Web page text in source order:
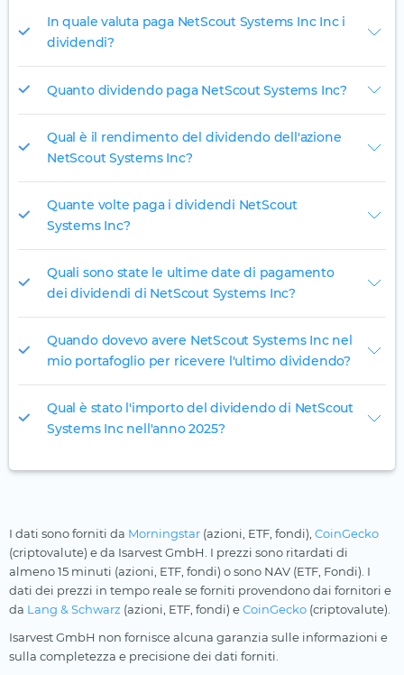
In quale valuta paga NetScout Systems Inc Inc i
dividendi?
Quanto dividendo paga NetScout Systems Inc?
Qual è il rendimento del dividendo dell'azione
NetScout Systems Inc?
Quante volte paga i dividendi NetScout
Systems Inc?
Quali sono state le ultime date di pagamento
dei dividendi di NetScout Systems Inc?
Quando dovevo avere NetScout Systems Inc nel
mio portafoglio per ricevere l'ultimo dividendo?
Qual è stato l'importo del dividendo di NetScout
Systems Inc nell'anno 2025?
I dati sono forniti da Morningstar (azioni, ETF, fondi), CoinGecko
(criptovalute) e da Isarvest GmbH. I prezzi sono ritardati di
almeno 15 minuti (azioni, ETF, fondi) o sono NAV (ETF, Fondi). I
dati dei prezzi in tempo reale se forniti provendono dai fornitori e
da Lang & Schwarz (azioni, ETF, fondi) eCoinGecko (criptovalute).
Isarvest GmbH non fornisce alcuna garanzia sulle informazioni e
sulla completezza e precisione dei dati forniti.